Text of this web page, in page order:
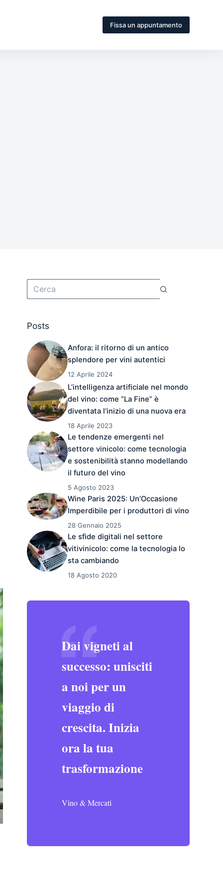
Fissa un appuntamento
Posts
Anfora: il ritorno di un antico
splendore per vini autentici
12 Aprile 2024
L’intelligenza artificiale nel mondo
del vino: come “La Fine” è
diventata l’inizio di una nuova era
18 Aprile 2023
Le tendenze emergenti nel
settore vinicolo: come tecnologia
e sostenibilità stanno modellando
il futuro del vino
5 Agosto 2023
Wine Paris 2025: Un’Occasione
Imperdibile per i produttori di vino
28 Gennaio 2025
Le sfide digitali nel settore
vitivinicolo: come la tecnologia lo
sta cambiando
18 Agosto 2020
Dai vigneti al
successo: unisciti
a noi per un
viaggio di
crescita. Inizia
ora la tua
trasformazione
Vino & Mercati